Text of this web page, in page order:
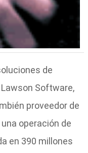
de
Software,
proveedor de
operación de
en 390 millones